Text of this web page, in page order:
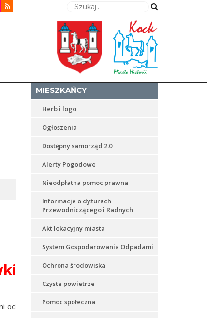
Wyszukaj
od
MIESZKAŃCY
Herb i logo
Ogłoszenia
Dostępny samorząd 2.0
Alerty Pogodowe
Nieodpłatna pomoc prawna
Informacje o dyżurach
Przewodniczącego i Radnych
Akt lokacyjny miasta
System Gospodarowania Odpadami
Ochrona środowiska
Czyste powietrze
Pomoc społeczna